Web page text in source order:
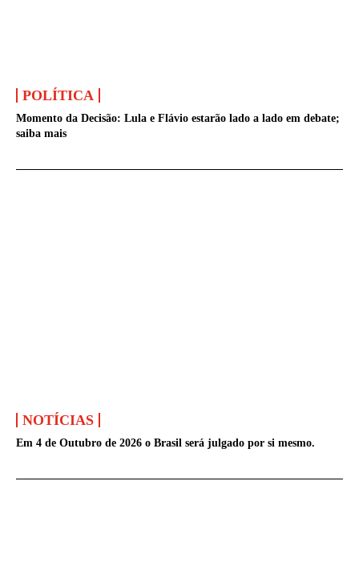
POLÍTICA
Momento da Decisão: Lula e Flávio estarão lado a lado em debate;
saiba mais
NOTÍCIAS
Em 4 de Outubro de 2026 o Brasil será julgado por si mesmo.